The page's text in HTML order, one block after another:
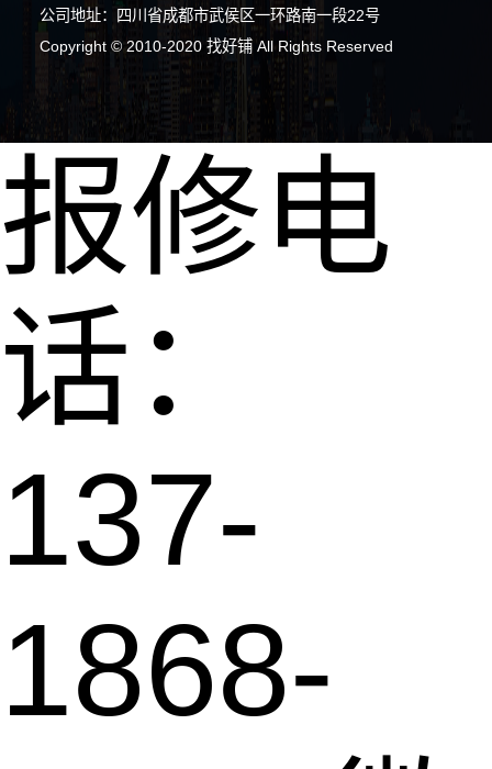
公司地址：四川省成都市武侯区一环路南一段22号
Copyright © 2010-2020 找好铺 All Rights Reserved
报修电
话：
137-
1868-